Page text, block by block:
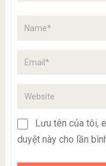
Lưu tên của tôi,
duyệt này cho lần